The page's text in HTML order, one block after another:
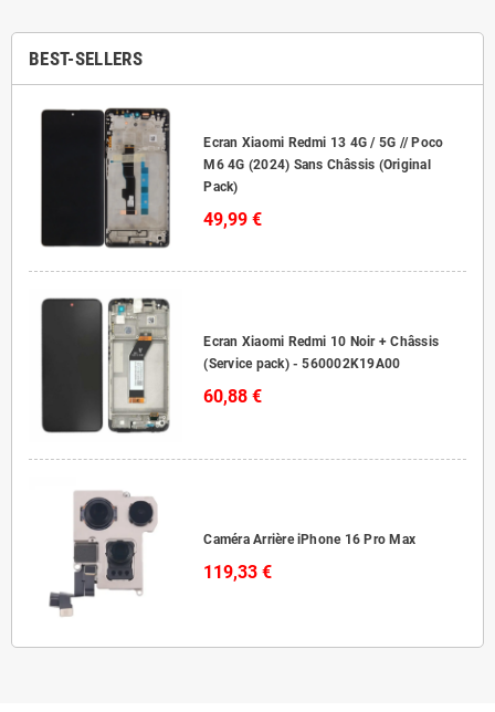
BEST-SELLERS
Ecran Xiaomi Redmi 13 4G / 5G // Poco
M6 4G (2024) Sans Châssis (Original
Pack)
49,99 €
Ecran Xiaomi Redmi 10 Noir + Châssis
(Service pack) - 560002K19A00
60,88 €
Caméra Arrière iPhone 16 Pro Max
119,33 €